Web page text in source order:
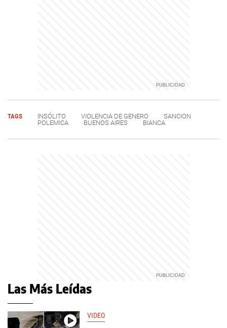
TAGS INSÓLITO VIOLENCIA DE GENERO
SANCION
POLEMICA
BUENOS AIRES BIANCA
Las Más Leídas
VIDEO